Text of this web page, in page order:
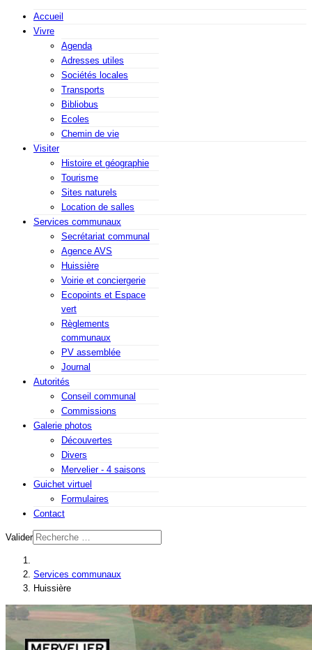
Accueil
Vivre
Agenda
Adresses utiles
Sociétés locales
Transports
Bibliobus
Ecoles
Chemin de vie
Visiter
Histoire et géographie
Tourisme
Sites naturels
Location de salles
Services communaux
Secrétariat communal
Agence AVS
Huissière
Voirie et conciergerie
Ecopoints et Espace
vert
Règlements
communaux
PV assemblée
Journal
Autorités
Conseil communal
Commissions
Galerie photos
Découvertes
Divers
Mervelier - 4 saisons
Guichet virtuel
Formulaires
Contact
Valider
Services communaux
Huissière